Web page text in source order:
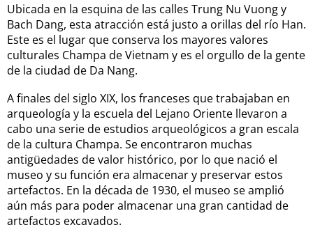
Ubicada en la esquina de las calles Trung Nu Vuong y
Bach Dang, esta atracción está justo a orillas del río Han.
Este es el lugar que conserva los mayores valores
culturales Champa de Vietnam y es el orgullo de la gente
de la ciudad de Da Nang.
A finales del siglo XIX, los franceses que trabajaban en
arqueología y la escuela del Lejano Oriente llevaron a
cabo una serie de estudios arqueológicos a gran escala
de la cultura Champa. Se encontraron muchas
antigüedades de valor histórico, por lo que nació el
museo y su función era almacenar y preservar estos
artefactos. En la década de 1930, el museo se amplió
aún más para poder almacenar una gran cantidad de
artefactos excavados.